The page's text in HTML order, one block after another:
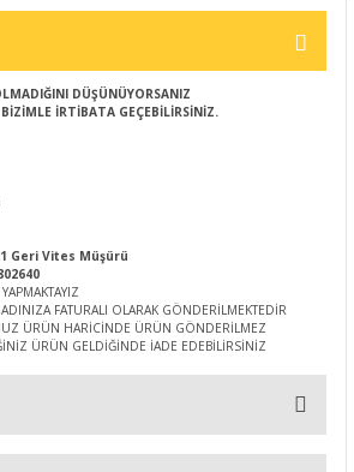
DÜŞÜNÜYORSANIZ
İRTİBATA GEÇEBİLİRSİNİZ.
Geri Vites Müşürü
FATURALI OLARAK GÖNDERİLMEKTEDİR
ÜRÜN HARİCİNDE ÜRÜN GÖNDERİLMEZ
ÜRÜN GELDİĞİNDE İADE EDEBİLİRSİNİZ